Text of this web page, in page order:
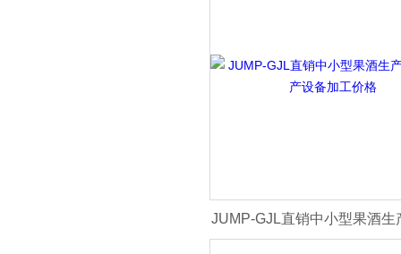
JUMP-GJL直销中小型果酒生
生产设备加工价格